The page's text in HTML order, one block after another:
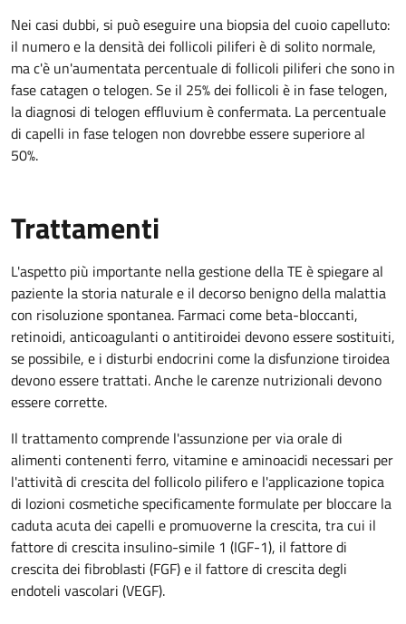
Nei casi dubbi, si può eseguire una biopsia del cuoio capelluto:
il numero e la densità dei follicoli piliferi è di solito normale,
ma c'è un'aumentata percentuale di follicoli piliferi che sono in
fase catagen o telogen. Se il 25% dei follicoli è in fase telogen,
la diagnosi di telogen effluvium è confermata. La percentuale
di capelli in fase telogen non dovrebbe essere superiore al
50%.
Trattamenti
L'aspetto più importante nella gestione della TE è spiegare al
paziente la storia naturale e il decorso benigno della malattia
con risoluzione spontanea. Farmaci come beta-bloccanti,
retinoidi, anticoagulanti o antitiroidei devono essere sostituiti,
se possibile, e i disturbi endocrini come la disfunzione tiroidea
devono essere trattati. Anche le carenze nutrizionali devono
essere corrette.
Il trattamento comprende l'assunzione per via orale di
alimenti contenenti ferro, vitamine e aminoacidi necessari per
l'attività di crescita del follicolo pilifero e l'applicazione topica
di lozioni cosmetiche specificamente formulate per bloccare la
caduta acuta dei capelli e promuoverne la crescita, tra cui il
fattore di crescita insulino-simile 1 (IGF-1), il fattore di
crescita dei fibroblasti (FGF) e il fattore di crescita degli
endoteli vascolari (VEGF).